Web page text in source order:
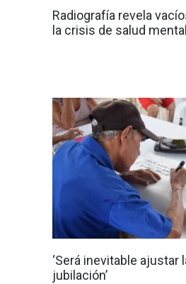
Radiografía revela
la crisis de salud mental
‘Será inevitable ajustar
jubilación’